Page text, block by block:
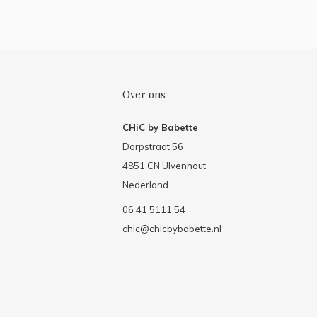
Over ons
CHiC by Babette
Dorpstraat 56
4851 CN Ulvenhout
Nederland
06 41 5111 54
chic@chicbybabette.nl